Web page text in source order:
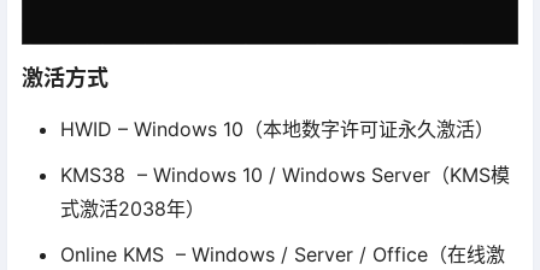
激活方式
HWID – Windows 10（本地数字许可证永久激活）
KMS38 – Windows 10 / Windows Server（KMS模
式激活2038年）
Online KMS – Windows / Server / Office（在线激